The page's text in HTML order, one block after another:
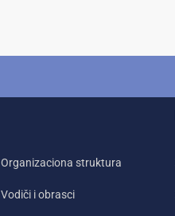
Organizaciona struktura
Vodiči i obrasci